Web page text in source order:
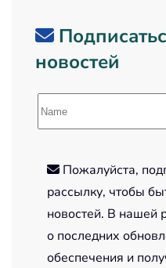
новостей
Пожалуйста,
рассылку, чтобы
новостей. В нашей
о последних
обеспечения и